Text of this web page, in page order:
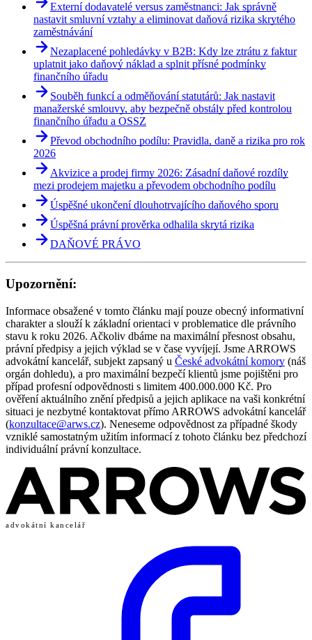
Externí dodavatelé versus zaměstnanci: Jak správně
nastavit smluvní vztahy a eliminovat daňová rizika skrytého
zaměstnávání
Nezaplacené pohledávky v B2B: Kdy lze ztrátu z faktur
uplatnit jako daňový náklad a splnit přísné podmínky
finančního úřadu
Souběh funkcí a odměňování statutárů: Jak nastavit
manažerské smlouvy, aby bezpečně obstály před kontrolou
finančního úřadu a OSSZ
Převod obchodního podílu: Pravidla, daně a rizika pro rok
2026
Akvizice a prodej firmy 2026: Zásadní daňové rozdíly
mezi prodejem majetku a převodem obchodního podílu
Úspěšné ukončení dlouhotrvajícího daňového sporu
Úspěšná právní prověrka odhalila skrytá rizika
DAŇOVÉ PRÁVO
Upozornění:
Informace obsažené v tomto článku mají pouze obecný informativní
charakter a slouží k základní orientaci v problematice dle právního
stavu k roku 2026. Ačkoliv dbáme na maximální přesnost obsahu,
právní předpisy a jejich výklad se v čase vyvíjejí. Jsme ARROWS
advokátní kancelář, subjekt zapsaný u České advokátní komory (náš
orgán dohledu), a pro maximální bezpečí klientů jsme pojištěni pro
případ profesní odpovědnosti s limitem 400.000.000 Kč. Pro
ověření aktuálního znění předpisů a jejich aplikace na vaši konkrétní
situaci je nezbytné kontaktovat přímo ARROWS advokátní kancelář
(konzultace@arws.cz). Neneseme odpovědnost za případné škody
vzniklé samostatným užitím informací z tohoto článku bez předchozí
individuální právní konzultace.
advokátní kancelář